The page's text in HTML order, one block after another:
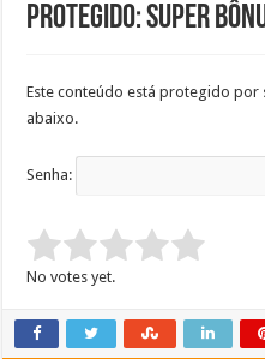
Protegido: Super
Este conteúdo está protegido por
abaixo.
Senha:
Rate this item:
Submit
No votes yet.